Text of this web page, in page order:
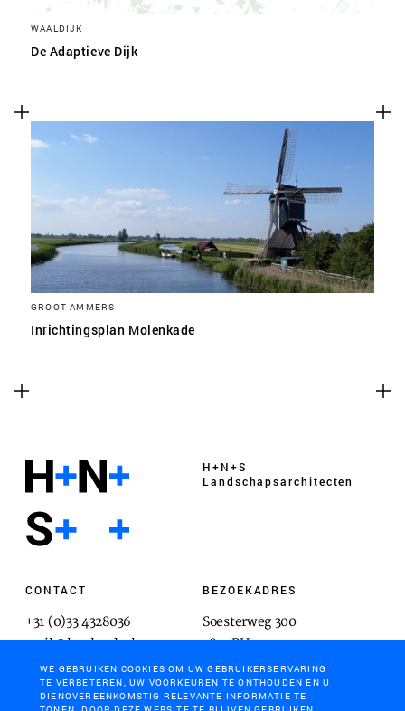
WAALDIJK
De Adaptieve Dijk
GROOT-AMMERS
Inrichtingsplan Molenkade
H+N+S
Landschaps­architecten
CONTACT
+31 (0)33 4328036
mail@hnsland.nl
BEZOEKADRES
Soesterweg 300
3812 BH
Amersfoort
WE GEBRUIKEN COOKIES OM UW GEBRUIKERSERVARING
TE VERBETEREN, UW VOORKEUREN TE ONTHOUDEN EN U
DIENOVEREENKOMSTIG RELEVANTE INFORMATIE TE